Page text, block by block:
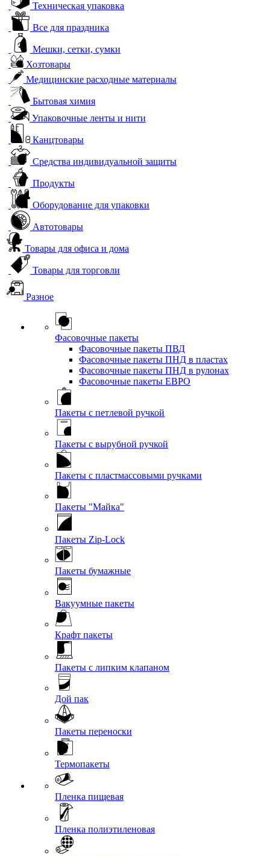
Техническая упаковка
Все для праздника
Мешки, сетки, сумки
Хозтовары
Медицинские расходные материалы
Бытовая химия
Упаковочные ленты и нити
Канцтовары
Средства индивидуальной защиты
Продукты
Оборудование для упаковки
Автотовары
Товары для офиса и дома
Товары для торговли
Разное
Фасовочные пакеты
Фасовочные пакеты ПВД
Фасовочные пакеты ПНД в пластах
Фасовочные пакеты ПНД в рулонах
Фасовочные пакеты ЕВРО
Пакеты с петлевой ручкой
Пакеты с вырубной ручкой
Пакеты с пластмассовыми ручками
Пакеты "Майка"
Пакеты Zip-Lock
Пакеты бумажные
Вакуумные пакеты
Крафт пакеты
Пакеты с липким клапаном
Дой пак
Пакеты переноски
Термопакеты
Пленка пищевая
Пленка полиэтиленовая